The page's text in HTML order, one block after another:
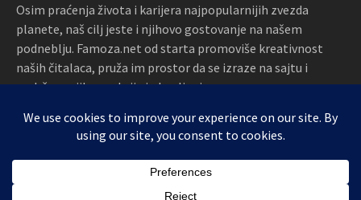
Osim praćenja života i karijera najpopularnijih zvezda
planete, naš cilj jeste i njihovo gostovanje na našem
podneblju. Famoza.net od starta promoviše kreativnost
naših čitalaca, pruža im prostor da se izraze na sajtu i
podržava njihove akcije i okupljanja